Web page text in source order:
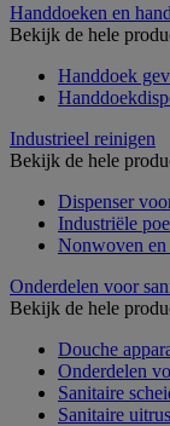
Handdoeken en
Bekijk de hele
Handdoek
Industrieel reinigen
Bekijk de hele
Dispenser
Industriële
Nonwoven en
Onderdelen voor
Bekijk de hele
Douche
Onderdelen
Sanitaire
Sanitaire